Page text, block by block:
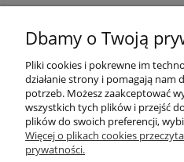
sklep@swiatpasji.pl
Opłaty i
Dbamy o Twoją
Pliki cookies i pokrewne im
działanie strony i pomagają nam
potrzeb. Możesz zaakceptować
wszystkich tych plików i przejść
plików do swoich preferencji,
Więcej o plikach cookies
prywatności.